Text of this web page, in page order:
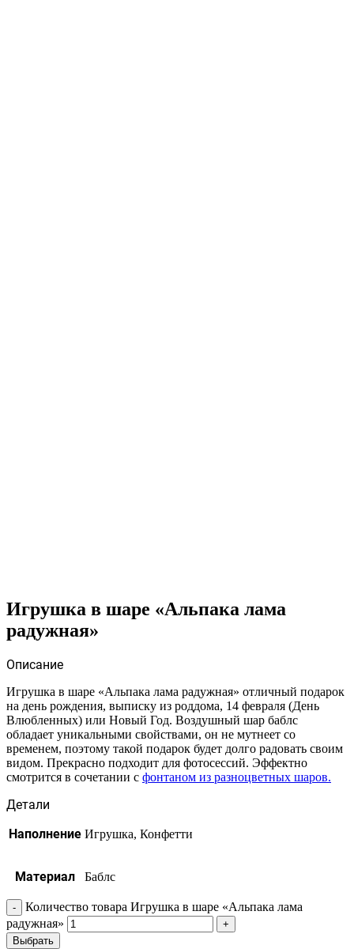
Игрушка в шаре «Альпака лама
радужная»
Описание
Игрушка в шаре «Альпака лама радужная» отличный подарок
на день рождения, выписку из роддома, 14 февраля (День
Влюбленных) или Новый Год. Воздушный шар баблс
обладает уникальными свойствами, он не мутнеет со
временем, поэтому такой подарок будет долго радовать своим
видом. Прекрасно подходит для фотосессий. Эффектно
смотрится в сочетании с фонтаном из разноцветных шаров.
Детали
Наполнение Игрушка, Конфетти
Материал Баблс
Количество товара Игрушка в шаре «Альпака лама
радужная»
Выбрать